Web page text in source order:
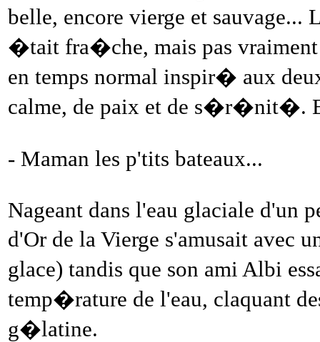
belle, encore vierge et
�tait fra�che, mais pas
en temps normal inspir� aux
calme, de paix et de s�r�nit�.
- Maman les p'tits bateaux...
Nageant dans l'eau glaciale d'un
d'Or de la Vierge s'amusait avec
glace) tandis que son ami Albi
temp�rature de l'eau, claquant
g�latine.